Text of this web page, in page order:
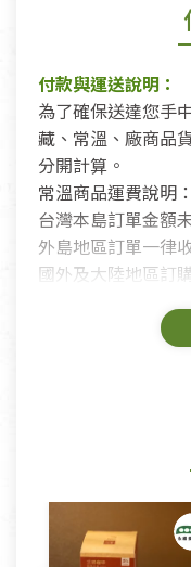
付款與運送說明：
為了確保送達您手
藏、常溫、廠商品
分開計算。
常溫商品運費說明：
台灣本島訂單金額
外島地區訂單一律
國外及大陸地區訂
鑑賞期商品說明：
若您購買的商品有
形者，除商品瑕疵
依消保法之規定
日)的服務，原則
瑕疵)，一般皆可